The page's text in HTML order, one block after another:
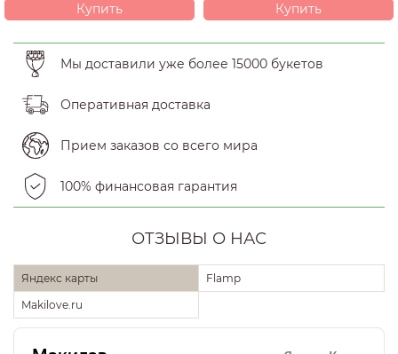
Купить
Купить
Мы доставили уже более 15000 букетов
Оперативная доставка
Прием заказов со всего мира
100% финансовая гарантия
ОТЗЫВЫ О НАС
Яндекс карты
Flamp
Makilove.ru